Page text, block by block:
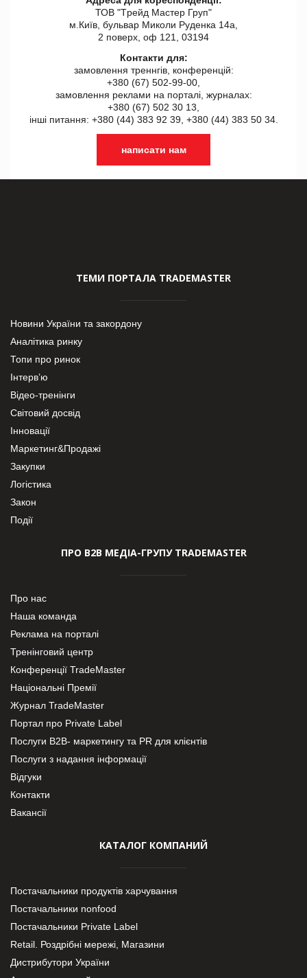
ТОВ "Tрейд Мастер Груп"
м.Київ, бульвар Миколи Руденка 14а,
2 поверх, оф 121, 03194
Контакти для:
замовлення треннгів, конференцій:
+380 (67) 502-99-00,
замовлення реклами на порталі, журналах:
+380 (67) 502 30 13,
інші питання: +380 (44) 383 92 39, +380 (44) 383 50 34.
написати нам
ТЕМИ ПОРТАЛА TRADEMASTER
Новини України та закордону
Аналітика ринку
Топи про ринок
Інтерв’ю
Відео-тренінги
Світовий досвід
Інновації
Маркетинг&Продажі
Закупки
Логістика
Закон
Події
ПРО В2В МЕДІА-ГРУПУ TRADEMASTER
Про нас
Наша команда
Реклама на порталі
Тренінговий центр
Конференції TradeMaster
Національні Премії
Журнал TradeMaster
Портал про Private Label
Послуги В2В- маркетингу та PR для клієнтів
Послуги з надання інформації
Відгуки
Контакти
Вакансії
КАТАЛОГ КОМПАНИЙ
Постачальники продуктів харчування
Постачальники nonfood
Постачальники Private Label
Retail. Роздрібні мережі, Магазини
Дистрибутори України